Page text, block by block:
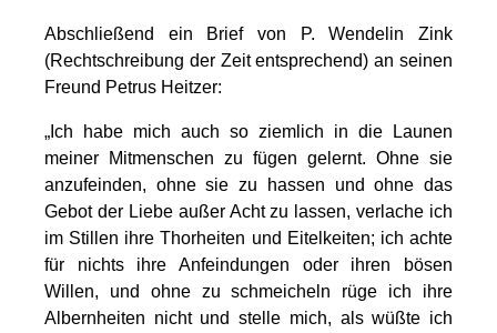
Abschließend ein Brief von P. Wendelin Zink
(Rechtschreibung der Zeit entsprechend) an seinen
Freund Petrus Heitzer:
„Ich habe mich auch so ziemlich in die Launen
meiner Mitmenschen zu fügen gelernt. Ohne sie
anzufeinden, ohne sie zu hassen und ohne das
Gebot der Liebe außer Acht zu lassen, verlache ich
im Stillen ihre Thorheiten und Eitelkeiten; ich achte
für nichts ihre Anfeindungen oder ihren bösen
Willen, und ohne zu schmeicheln rüge ich ihre
Albernheiten nicht und stelle mich, als wüßte ich